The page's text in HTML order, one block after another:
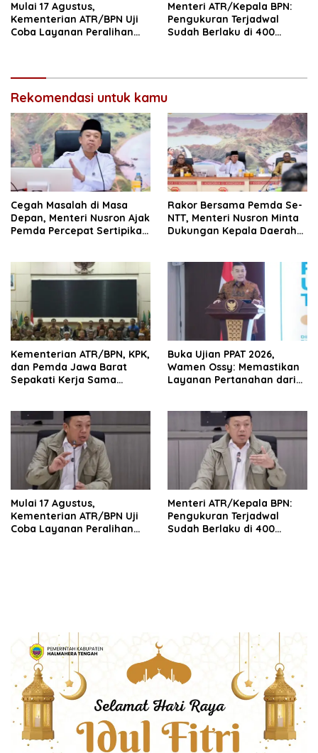
Mulai 17 Agustus,
Kementerian ATR/BPN Uji
Coba Layanan Peralihan
Menteri ATR/Kepala BPN:
Pengukuran Terjadwal
Sudah Berlaku di 400
Rekomendasi untuk kamu
Cegah Masalah di Masa
Depan, Menteri Nusron Ajak
Pemda Percepat Sertipikasi
Rakor Bersama Pemda Se-
NTT, Menteri Nusron Minta
Dukungan Kepala Daerah
Kementerian ATR/BPN, KPK,
dan Pemda Jawa Barat
Sepakati Kerja Sama
Ekonomi Daerah
Buka Ujian PPAT 2026,
Wamen Ossy: Memastikan
Layanan Pertanahan dari
Berintegritas
Mulai 17 Agustus,
Kementerian ATR/BPN Uji
Coba Layanan Peralihan
Menteri ATR/Kepala BPN:
Pengukuran Terjadwal
Sudah Berlaku di 400